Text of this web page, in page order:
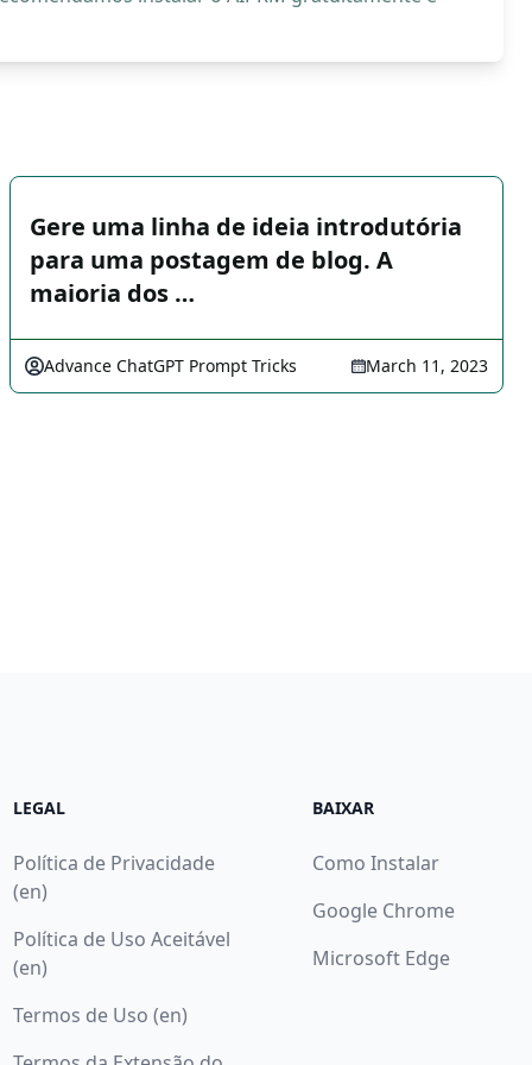
Gere uma linha de ideia introdutória
para uma postagem de blog. A
maioria dos …
Advance ChatGPT Prompt Tricks March 11, 2023
LEGAL
Política de Privacidade
(en)
Política de Uso Aceitável
(en)
Termos de Uso (en)
BAIXAR
Como Instalar
Google Chrome
Microsoft Edge